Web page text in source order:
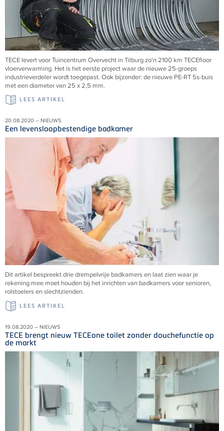
TECE levert voor Tuincentrum Overvecht in Tilburg zo'n 2100 km TECEfloor
vloerverwarming. Het is het eerste project waar de nieuwe 25-groeps
industrieverdeler wordt toegepast. Ook bijzonder: de nieuwe PE-RT 5s-buis
met een diameter van 25 x 2,5 mm.
LEES ARTIKEL
20.08.2020 – NIEUWS
Een levensloopbestendige badkamer
Dit artikel bespreekt drie drempelvrije badkamers en laat zien waar je
rekening mee moet houden bij het inrichten van badkamers voor senioren,
rolstoelers en slechtzienden.
LEES ARTIKEL
19.08.2020 – NIEUWS
TECE brengt nieuw TECEone toilet zonder douchefunctie op
de markt